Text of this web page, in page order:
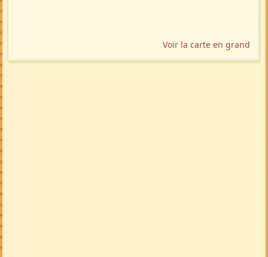
Voir la carte en grand